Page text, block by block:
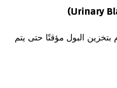
البول مؤقتًا حتى يتم